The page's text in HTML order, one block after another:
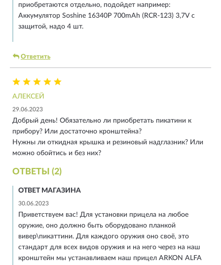
приобретаются отдельно, подойдет например:
Аккумулятор Soshine 16340P 700mAh (RCR-123) 3,7V с
защитой, надо 4 шт.
Ответить
АЛЕКСЕЙ
29.06.2023
Добрый день! Обязательно ли приобретать пикатини к
прибору? Или достаточно кронштейна?
Нужны ли откидная крышка и резиновый надглазник? Или
можно обойтись и без них?
ОТВЕТЫ (2)
ОТВЕТ МАГАЗИНА
30.06.2023
Приветствуем вас! Для установки прицела на любое
оружие, оно должно быть оборудовано планкой
вивер\пикаттини. Для каждого оружия оно своё, это
стандарт для всех видов оружия и на него через на наш
кронштейн мы устанавливаем наш прицел ARKON ALFA